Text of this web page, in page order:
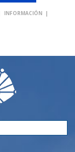
INFORMACIÓN |